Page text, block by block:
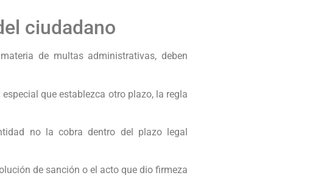
ciudadano
de multas administrativas, deben
que establezca otro plazo, la regla
no la cobra dentro del plazo legal
de sanción o el acto que dio firmeza